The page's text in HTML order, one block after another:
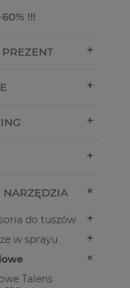
!!!
NARZĘDZIA
do tuszów
w sprayu
Talens